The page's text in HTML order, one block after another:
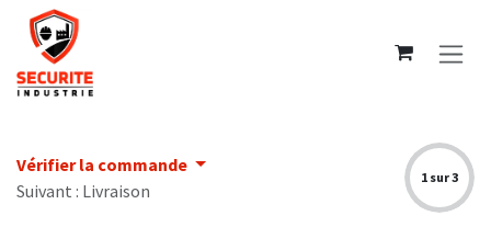
Se rendre au contenu
Vérifier la commande
Suivant : Livraison
1 sur 3